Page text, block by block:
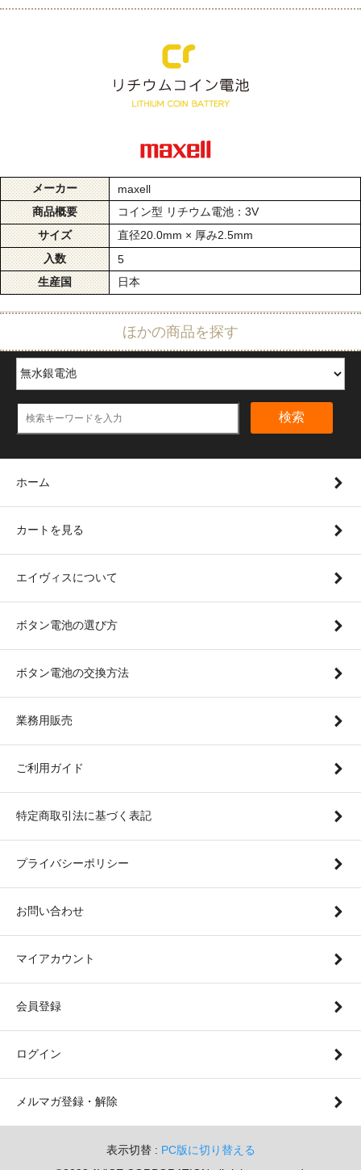
メーカー
maxell
商品概要
コイン型 リチウム電池：3V
サイズ
直径20.0mm × 厚み2.5mm
入数
5
生産国
日本
ほかの商品を探す
検索
ホーム
カートを見る
エイヴィスについて
ボタン電池の選び方
ボタン電池の交換方法
業務用販売
ご利用ガイド
特定商取引法に基づく表記
プライバシーポリシー
お問い合わせ
マイアカウント
会員登録
ログイン
メルマガ登録・解除
表示切替 : PC版に切り替える